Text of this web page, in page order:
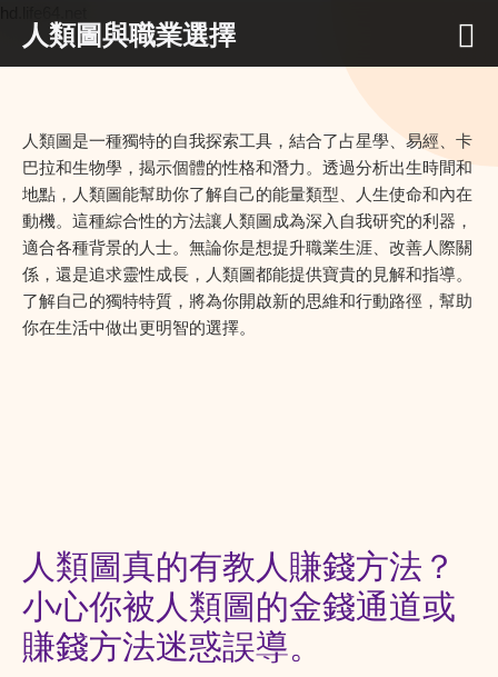
人類圖與職業選擇
人類圖是一種獨特的自我探索工具，結合了占星學、易經、卡
巴拉和生物學，揭示個體的性格和潛力。透過分析出生時間和
地點，人類圖能幫助你了解自己的能量類型、人生使命和內在
動機。這種綜合性的方法讓人類圖成為深入自我研究的利器，
適合各種背景的人士。無論你是想提升職業生涯、改善人際關
係，還是追求靈性成長，人類圖都能提供寶貴的見解和指導。
了解自己的獨特特質，將為你開啟新的思維和行動路徑，幫助
你在生活中做出更明智的選擇。
人類圖真的有教人賺錢方法？
小心你被人類圖的金錢通道或
賺錢方法迷惑誤導。